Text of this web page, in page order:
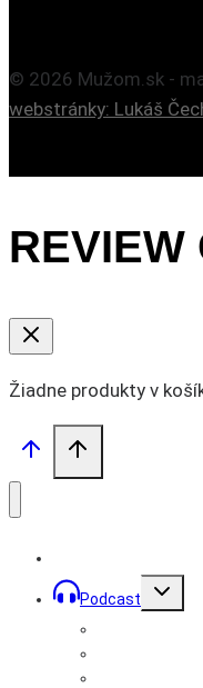
© 2026 Mužom.sk -
webstránky: Lukáš
REVIEW
Žiadne produkty v
Podcast
Toggle